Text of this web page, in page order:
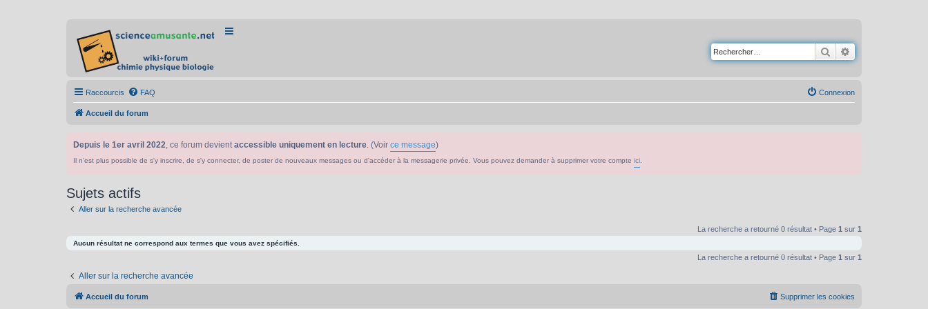
Rechercher
Raccourcis FAQ Connexion
Accueil du forum
Depuis le 1er avril 2022, ce forum devientaccessible uniquement en lecture. (Voir ce message)
Il n'est plus possible de s'y inscrire, de s'y connecter, de poster de nouveaux messages ou d'accéder à la messagerie privée. Vous pouvez demander à supprimer votre compte ici
Sujets actifs
Aller sur la recherche avancée
La recherche a retourné 0 résultat • Page 1 sur 1
Aucun résultat ne correspond aux termes que vous avez spécifiés.
La recherche a retourné 0 résultat • Page 1 sur 1
Aller sur la recherche avancée
Accueil du forum Supprimer les cookies